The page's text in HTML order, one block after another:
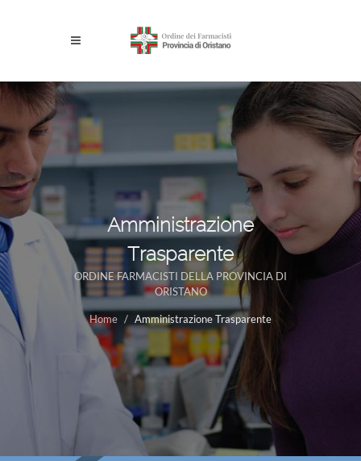
Amministrazione
Trasparente
ORDINE FARMACISTI DELLA PROVINCIA DI
ORISTANO
Home Amministrazione Trasparente